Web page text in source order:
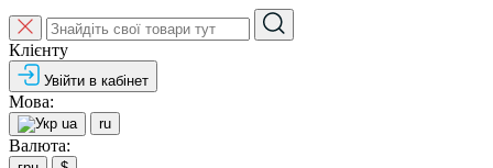
Клієнту
Увійти в кабінет
Мова:
ua ru
Валюта: